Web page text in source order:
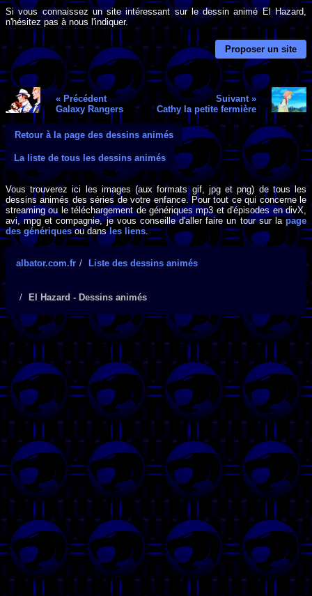
Si vous connaissez un site intéressant sur le dessin animé El Hazard,
n'hésitez pas à nous l'indiquer.
Proposer un site
« Précédent
Galaxy Rangers
Suivant »
Cathy la petite fermière
Retour à la page des dessins animés
La liste de tous les dessins animés
Vous trouverez ici les images (aux formats gif, jpg et png) de tous les
dessins animés des séries de votre enfance. Pour tout ce qui concerne le
streaming ou le téléchargement de génériques mp3 et d'épisodes en divX,
avi, mpg et compagnie, je vous conseille d'aller faire un tour sur la page
des génériquesou dansles liens.
albator.com.fr Liste des dessins animés
El Hazard - Dessins animés